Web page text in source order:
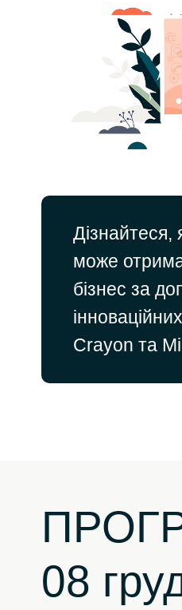
Дізнайтеся,
може
бізнес за
Сrayon та
08